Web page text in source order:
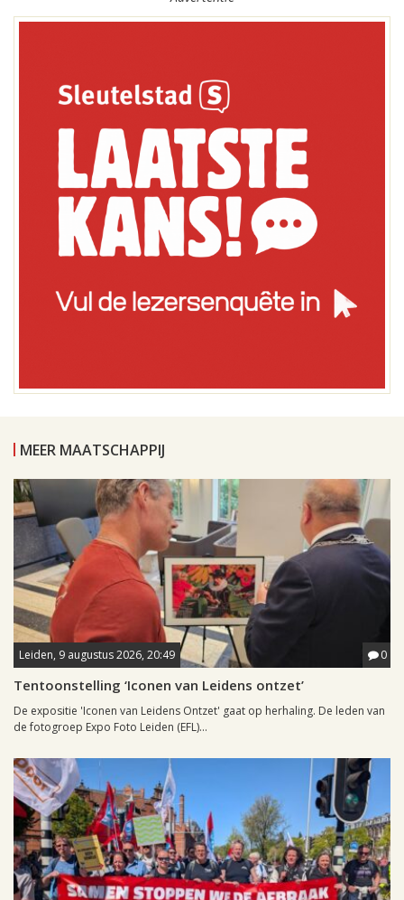
MEER MAATSCHAPPIJ
Leiden, 9 augustus 2026, 20:49 0
Tentoonstelling ‘Iconen van Leidens ontzet’
De expositie 'Iconen van Leidens Ontzet' gaat op herhaling. De leden van
de fotogroep Expo Foto Leiden (EFL)...